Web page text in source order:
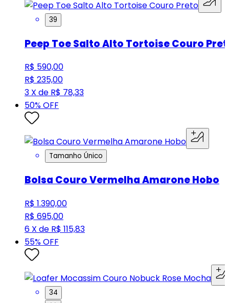
39
Peep Toe Salto Alto Tortoise Couro
R$ 590,00
R$ 235,00
3 X de R$ 78,33
50% OFF
Tamanho Único
Bolsa Couro Vermelha Amarone Hobo
R$ 1.390,00
R$ 695,00
6 X de R$ 115,83
55% OFF
34